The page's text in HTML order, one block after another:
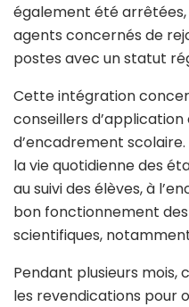
également été
agents concernés de
postes avec un statut
Cette intégration
conseillers
d’encadrement
la vie quotidienne des
au suivi des élèves, à
bon fonctionnement
scientifiques,
Pendant plusieurs mois,
les revendications pour